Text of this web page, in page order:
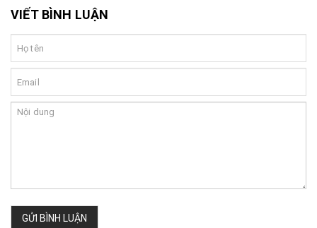
VIẾT BÌNH LUẬN
GỬI BÌNH LUẬN